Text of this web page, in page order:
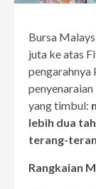
Bursa
juta ke atas
pengarahnya
yang timbul:
lebih dua
terang-
Rangkaian